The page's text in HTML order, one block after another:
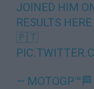
JOINED HIM
RESULTS
🇵🇹
— MOTOGP™🏁